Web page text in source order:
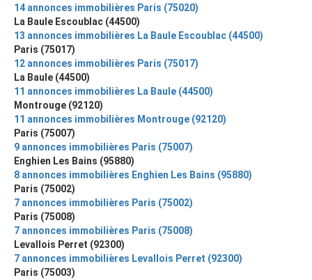
14 annonces immobilières Paris (75020)
La Baule Escoublac (44500)
13 annonces immobilières La Baule Escoublac (44500)
Paris (75017)
12 annonces immobilières Paris (75017)
La Baule (44500)
11 annonces immobilières La Baule (44500)
Montrouge (92120)
11 annonces immobilières Montrouge (92120)
Paris (75007)
9 annonces immobilières Paris (75007)
Enghien Les Bains (95880)
8 annonces immobilières Enghien Les Bains (95880)
Paris (75002)
7 annonces immobilières Paris (75002)
Paris (75008)
7 annonces immobilières Paris (75008)
Levallois Perret (92300)
7 annonces immobilières Levallois Perret (92300)
Paris (75003)